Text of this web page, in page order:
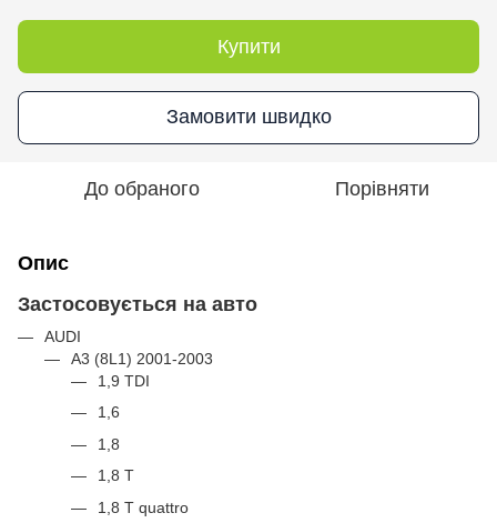
Купити
Замовити швидко
До обраного Порівняти
Опис
Застосовується на авто
AUDI
A3 (8L1) 2001-2003
1,9 TDI
1,6
1,8
1,8 T
1,8 T quattro